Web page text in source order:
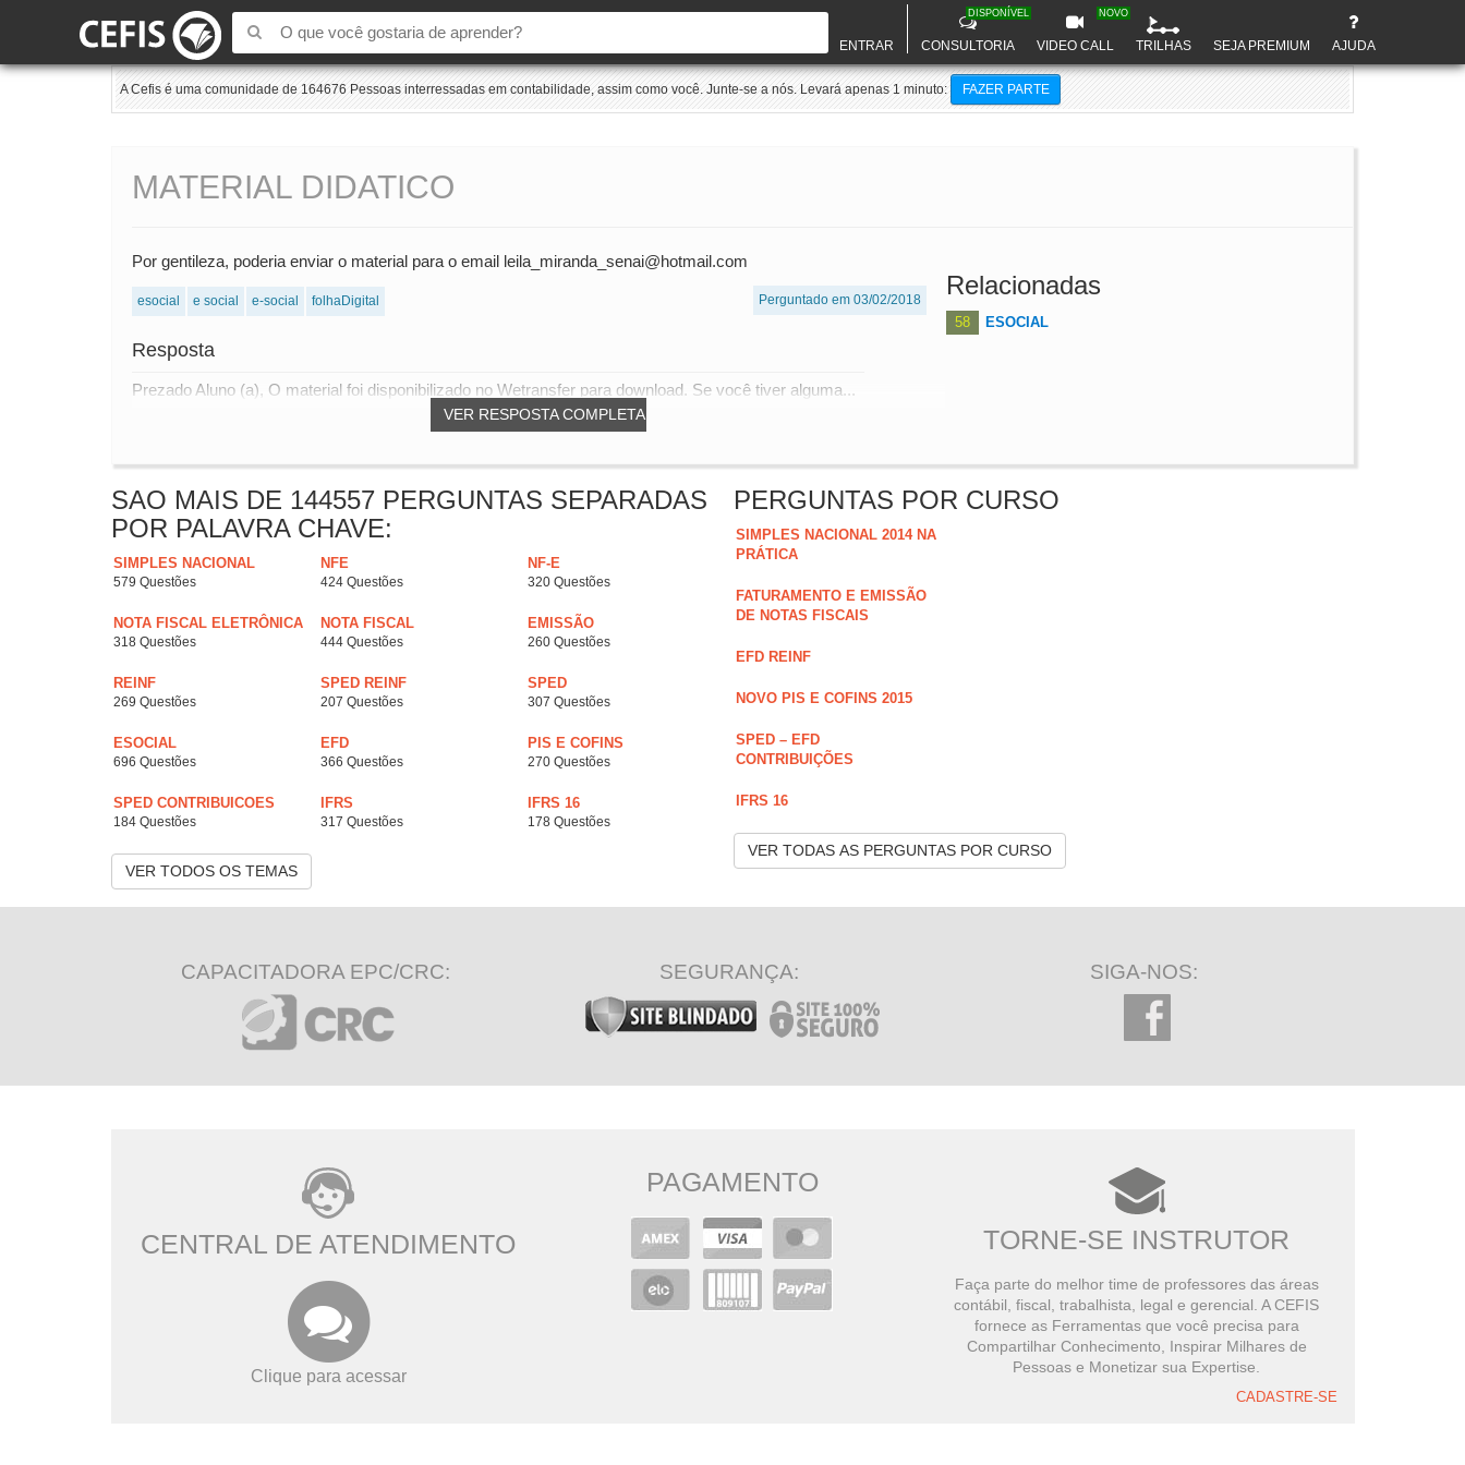
ENTRAR CONSULTORIA
DISPONÍVEL
VIDEO CALL
NOVO
TRILHAS SEJA PREMIUM AJUDA
A Cefis é uma comunidade de 164676 Pessoas interressadas em contabilidade, assim como você. Junte-se a nós. Levará apenas 1 minuto: FAZER PARTE
MATERIAL DIDATICO
Por gentileza, poderia enviar o material para o email leila_miranda_senai@hotmail.com
esocial e social e-social folhaDigital Perguntado em 03/02/2018
Resposta
VER RESPOSTA COMPLETA
Prezado Aluno (a), O material foi disponibilizado no Wetransfer para download. Se você tiver alguma...
Relacionadas
58 ESOCIAL
SAO MAIS DE 144557 PERGUNTAS SEPARADAS
POR PALAVRA CHAVE:
SIMPLES NACIONAL
579 Questões
NFE
424 Questões
NF-E
320 Questões
NOTA FISCAL ELETRÔNICA
318 Questões
NOTA FISCAL
444 Questões
EMISSÃO
260 Questões
REINF
269 Questões
SPED REINF
207 Questões
SPED
307 Questões
ESOCIAL
696 Questões
EFD
366 Questões
PIS E COFINS
270 Questões
SPED CONTRIBUICOES
184 Questões
IFRS
317 Questões
IFRS 16
178 Questões
VER TODOS OS TEMAS
PERGUNTAS POR CURSO
SIMPLES NACIONAL 2014 NA
PRÁTICA
FATURAMENTO E EMISSÃO
DE NOTAS FISCAIS
EFD REINF
NOVO PIS E COFINS 2015
SPED – EFD
CONTRIBUIÇÕES
IFRS 16
VER TODAS AS PERGUNTAS POR CURSO
CAPACITADORA EPC/CRC: SEGURANÇA: SIGA-NOS:
CENTRAL DE ATENDIMENTO
Clique para acessar
PAGAMENTO
TORNE-SE INSTRUTOR
Faça parte do melhor time de professores das áreas
contábil, fiscal, trabalhista, legal e gerencial. A CEFIS
fornece as Ferramentas que você precisa para
Compartilhar Conhecimento, Inspirar Milhares de
Pessoas e Monetizar sua Expertise.
CADASTRE-SE